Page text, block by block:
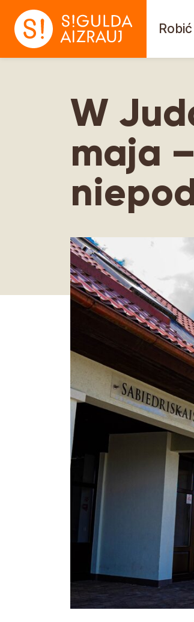
Robić
W
maja